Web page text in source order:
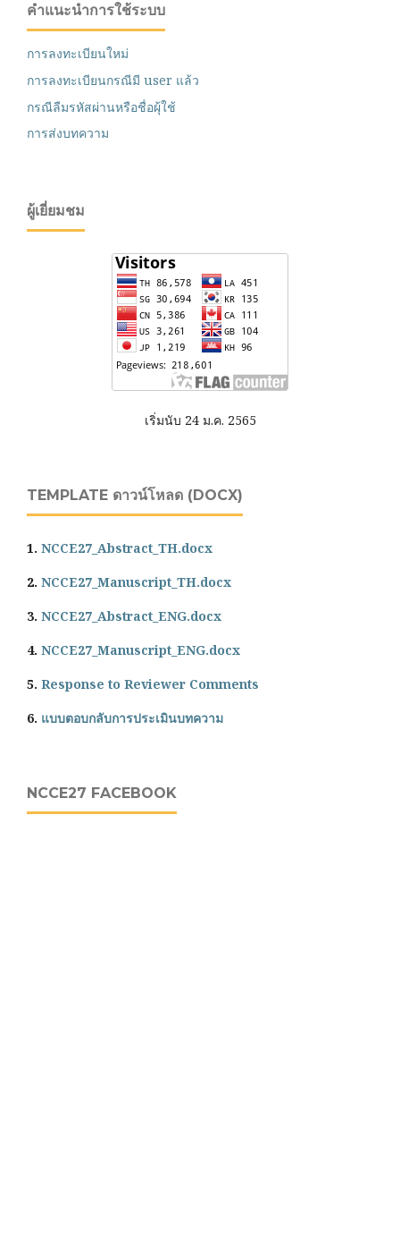
คำแนะนำการใช้ระบบ
การลงทะเบียนใหม่
การลงทะเบียนกรณีมี user แล้ว
กรณีลืมรหัสผ่านหรือชื่อผุ้ใช้
การส่งบทความ
ผู้เยี่ยมชม
เริ่มนับ 24 ม.ค. 2565
TEMPLATE ดาวน์โหลด (DOCX)
1. NCCE27_Abstract_TH.docx
2. NCCE27_Manuscript_TH.docx
3. NCCE27_Abstract_ENG.docx
4. NCCE27_Manuscript_ENG.docx
5. Response to Reviewer Comments
6. แบบตอบกลับการประเมินบทความ
NCCE27 FACEBOOK